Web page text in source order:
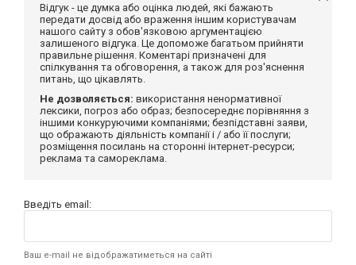
Відгук - це думка або оцінка людей, які бажають
передати досвід або враження іншим користувачам
нашого сайту з обов'язковою аргументацією
залишеного відгука. Це допоможе багатьом прийняти
правильне рішення. Коментарі призначені для
спілкування та обговорення, а також для роз'яснення
питань, що цікавлять.
Не дозволяється: використання ненормативної
лексики, погроз або образ; безпосереднє порівняння з
іншими конкуруючими компаніями; безпідставні заяви,
що ображають діяльність компанії і / або її послуги;
розміщення посилань на сторонні інтернет-ресурси;
реклама та самореклама.
Введіть email:
Ваш e-mail не відображатиметься на сайті